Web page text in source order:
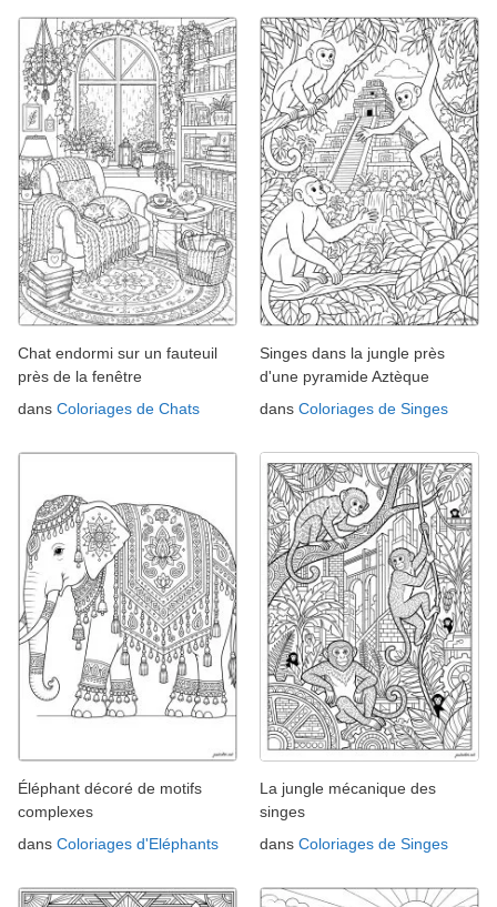
Chat endormi sur un fauteuil
près de la fenêtre
dans Coloriages de Chats
Singes dans la jungle près
d'une pyramide Aztèque
dans Coloriages de Singes
Éléphant décoré de motifs
complexes
dans Coloriages d'Eléphants
La jungle mécanique des
singes
dans Coloriages de Singes